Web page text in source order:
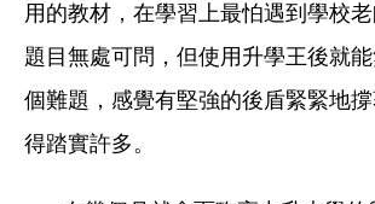
用的教材，在學習上最怕遇到學校
題目無處可問，但使用升學王後就
個難題，感覺有堅強的後盾緊緊地
得踏實許多。